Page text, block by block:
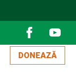
DONEAZĂ